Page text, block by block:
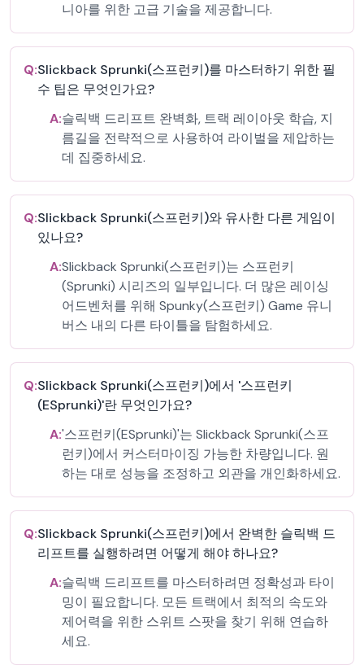
니아를 위한 고급 기술을 제공합니다.
Q:Slickback Sprunki(스프런키)를 마스터하기 위한 필
수 팁은 무엇인가요?
A:슬릭백 드리프트 완벽화, 트랙 레이아웃 학습, 지
름길을 전략적으로 사용하여 라이벌을 제압하는
데 집중하세요.
Q:Slickback Sprunki(스프런키)와 유사한 다른 게임이
있나요?
A:Slickback Sprunki(스프런키)는 스프런키
(Sprunki) 시리즈의 일부입니다. 더 많은 레이싱
어드벤처를 위해 Spunky(스프런키) Game 유니
버스 내의 다른 타이틀을 탐험하세요.
Q:Slickback Sprunki(스프런키)에서 '스프런키
(ESprunki)'란 무엇인가요?
A:'스프런키(ESprunki)'는 Slickback Sprunki(스프
런키)에서 커스터마이징 가능한 차량입니다. 원
하는 대로 성능을 조정하고 외관을 개인화하세요.
Q:Slickback Sprunki(스프런키)에서 완벽한 슬릭백 드
리프트를 실행하려면 어떻게 해야 하나요?
A:슬릭백 드리프트를 마스터하려면 정확성과 타이
밍이 필요합니다. 모든 트랙에서 최적의 속도와
제어력을 위한 스위트 스팟을 찾기 위해 연습하
세요.